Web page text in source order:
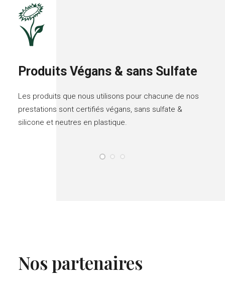
Produits Végans & sans Sulfate
Les produits que nous utilisons pour chacune de nos
prestations sont certifiés végans, sans sulfate &
silicone et neutres en plastique.
Nos partenaires